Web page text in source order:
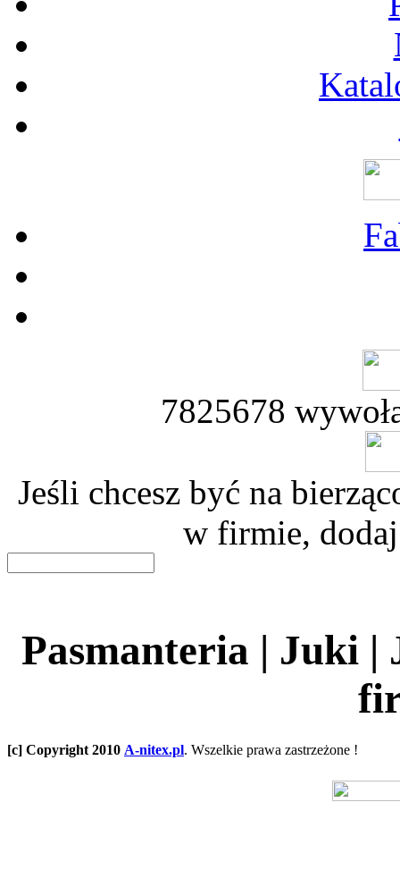
7825678
Jeśli chcesz być na
w firmie,
Pasmanteria | Juki |
[c] Copyright 2010 A-nitex.pl. Wszelkie prawa zastrzeżone !